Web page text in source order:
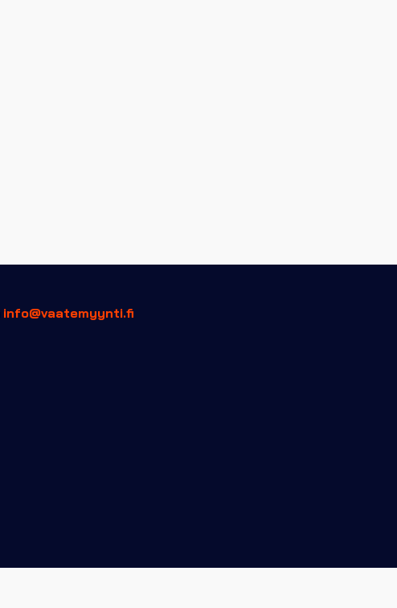
info@vaatemyynti.fi